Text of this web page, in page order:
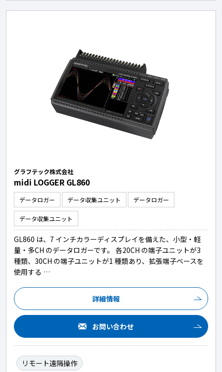
グラフテック株式会社
midi LOGGER GL860
データロガー データ収集ユニット データロガー
データ収集ユニット
GL860 は、7 インチカラーディスプレイを備えた、小型・軽
量・多CH のデータロガーです。 各20CH の端子ユニットが3
種類、30CH の端子ユニットが1 種類あり、拡張端子ベースを
使用する …
詳細情報
お問い合わせ
リモート遠隔操作